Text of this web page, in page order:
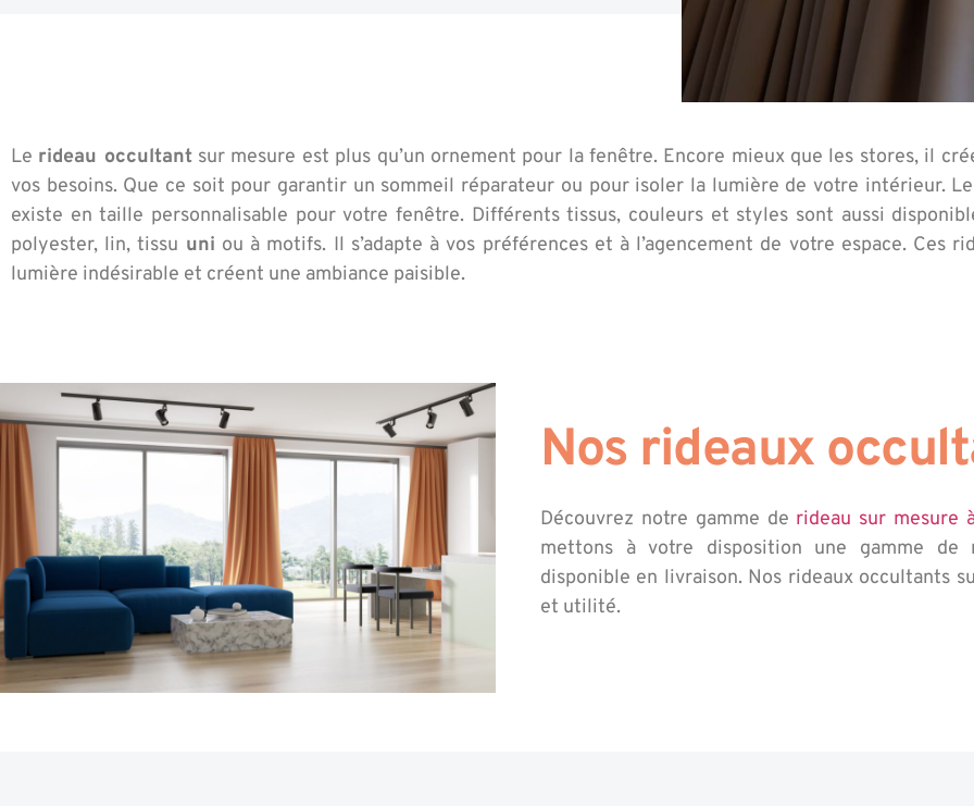
Le rideau occultantsur mesure est plus qu’un ornement pour la fenêtre. Encore mieux que les stores, il
vos besoins. Que ce soit pour garantir un sommeil réparateur ou pour isoler la lumière de votre intérieur.
existe en taille personnalisable pour votre fenêtre. Différents tissus, couleurs et styles sont aussi
polyester, lin, tissu uni ou à motifs. Il s’adapte à vos préférences et à l’agencement de votre espace. Ces
lumière indésirable et créent une ambiance paisible.
Nos rideaux
Découvrez notre gamme de rideau sur mesure
mettons à votre disposition une gamme de
disponible en livraison. Nos rideaux occultants
et utilité.